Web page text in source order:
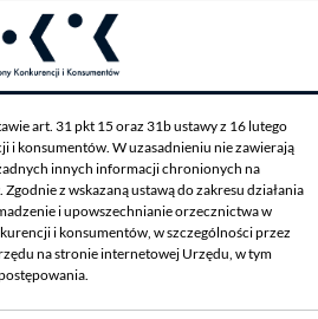
art. 31 pkt 15 oraz 31b ustawy z 16 lutego
i konsumentów. W uzasadnieniu nie zawierają
innych informacji chronionych na
z wskazaną ustawą do zakresu działania
i upowszechnianie orzecznictwa w
i konsumentów, w szczególności przez
na stronie internetowej Urzędu, w tym